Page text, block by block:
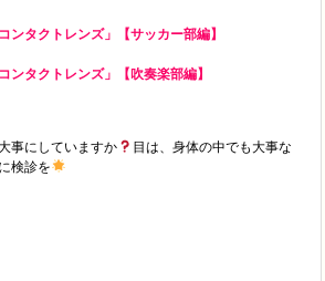
タクトレンズ」【サッカー部編】
タクトレンズ」【吹奏楽部編】
事にしていますか
目は、身体の中でも大事な
検診を